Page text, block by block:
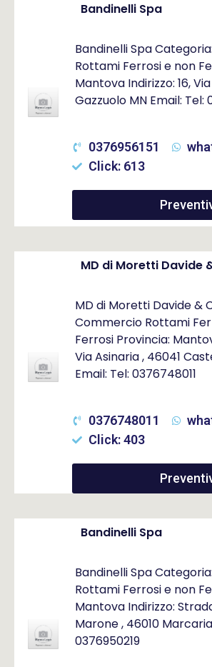
Bandinelli Spa
Bandinelli Spa
Rottami Ferrosi e non
Mantova Indirizzo: 16,
Gazzuolo MN Email: Tel:
0376956151
Click: 613
MD di Moretti Davide
MD di Moretti Davide &
Commercio Rottami
Ferrosi Provincia:
Via Asinaria , 46041
Email: Tel: 0376748011
0376748011
Click: 403
Bandinelli Spa
Bandinelli Spa
Rottami Ferrosi e non
Mantova Indirizzo:
Marone , 46010
0376950219